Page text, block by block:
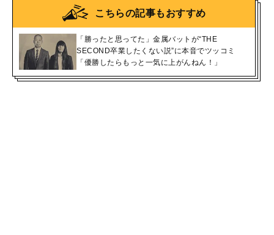
こちらの記事もおすすめ
「勝ったと思ってた」金属バットが“THE
SECOND卒業したくない説”に本音でツッコミ
「優勝したらもっと一気に上がんねん！」